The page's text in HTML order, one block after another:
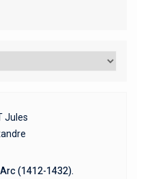
Jules
(1412-1432).